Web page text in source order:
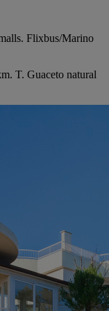
Flixbus/Marino
T. Guaceto natural